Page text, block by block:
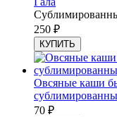
250 ₽
КУПИТЬ
Овсяные каши
70 ₽